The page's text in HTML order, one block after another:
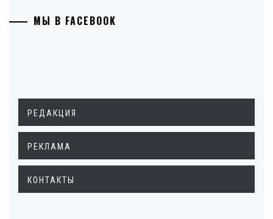
МЫ В FACEBOOK
РЕДАКЦИЯ
РЕКЛАМА
КОНТАКТЫ